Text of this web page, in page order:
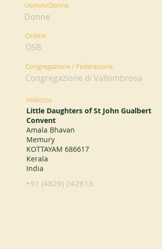
Uomini/Donne
Donne
Ordine
OSB
Congregazione / Federazione
Congregazione di Vallombrosa
Indirizzo
Little Daughters of St John Gualbert
Convent
Amala Bhavan
Memury
KOTTAYAM 686617
Kerala
India
+91 (4829) 242613